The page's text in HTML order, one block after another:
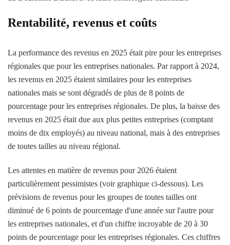
Rentabilité, revenus et coûts
La performance des revenus en 2025 était pire pour les entreprises
régionales que pour les entreprises nationales. Par rapport à 2024,
les revenus en 2025 étaient similaires pour les entreprises
nationales mais se sont dégradés de plus de 8 points de
pourcentage pour les entreprises régionales. De plus, la baisse des
revenus en 2025 était due aux plus petites entreprises (comptant
moins de dix employés) au niveau national, mais à des entreprises
de toutes tailles au niveau régional.
Les attentes en matière de revenus pour 2026 étaient
particulièrement pessimistes (voir graphique ci-dessous). Les
prévisions de revenus pour les groupes de toutes tailles ont
diminué de 6 points de pourcentage d'une année sur l'autre pour
les entreprises nationales, et d'un chiffre incroyable de 20 à 30
points de pourcentage pour les entreprises régionales. Ces chiffres